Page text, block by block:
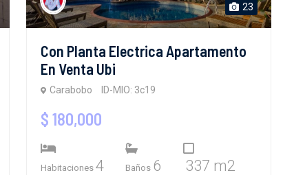
23
Con Planta Electrica Apartamento
En Venta Ubi
Carabobo ID-MIO: 3c19
$ 180,000
Habitaciones 4 Baños 6 337 m2